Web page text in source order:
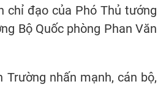
chỉ đạo của Phó Thủ tướng
Bộ Quốc phòng Phan Văn
Trường nhấn mạnh, cán bộ,